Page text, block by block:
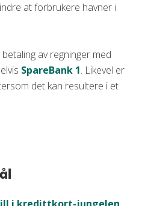
at forbrukere havner i
av regninger med
SpareBank 1. Likevel er
det kan resultere i et